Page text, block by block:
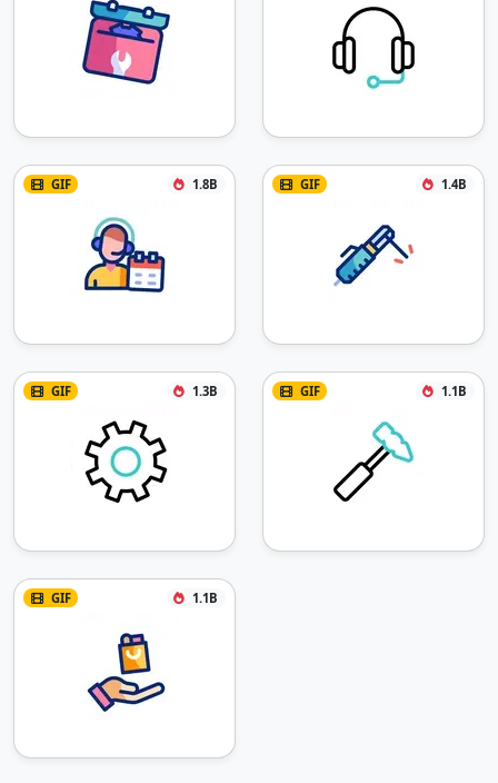
GIF 1.8B GIF 1.4B
GIF 1.3B GIF 1.1B
GIF 1.1B